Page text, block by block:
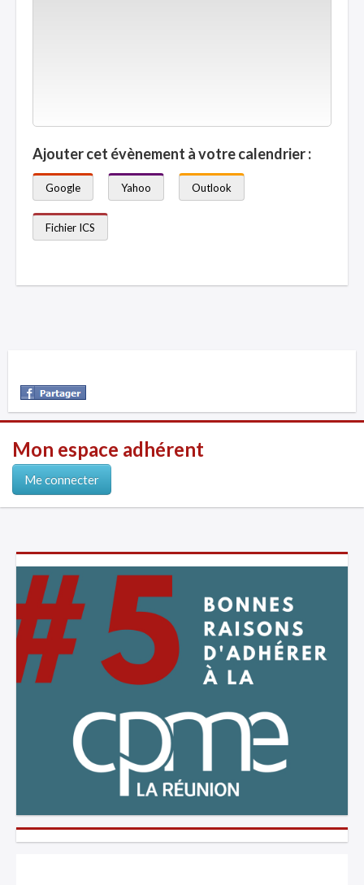
Ajouter cet évènement à votre calendrier :
Google Yahoo Outlook
Fichier ICS
Mon espace adhérent
Me connecter